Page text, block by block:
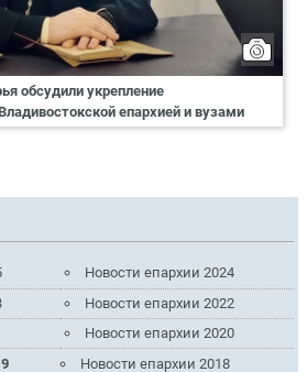
обсудили укрепление
епархией и вузами
Новости епархии 2024
Новости епархии 2022
Новости епархии 2020
Новости епархии 2018